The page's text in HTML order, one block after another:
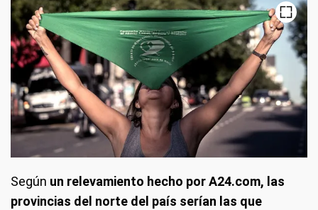
Según un relevamiento hecho por A24.com, las
provincias del norte del país serían las que